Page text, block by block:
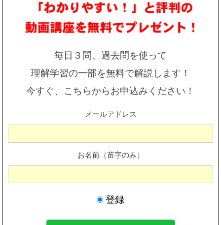
毎日３問、過去問を使って
理解学習の一部を無料で解説します！
今すぐ、こちらからお申込みください！
メールアドレス
お名前（苗字のみ）
登録